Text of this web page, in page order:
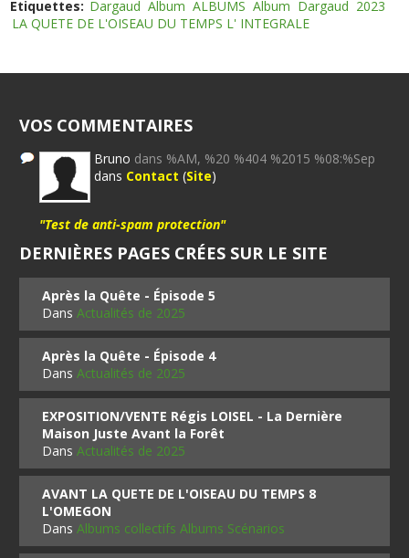
Etiquettes: Dargaud Album ALBUMS Album Dargaud 2023
LA QUETE DE L'OISEAU DU TEMPS L' INTEGRALE
VOS COMMENTAIRES
Bruno dans %AM, %20 %404 %2015 %08:%Sep
dans Contact (Site)
"Test de anti-spam protection"
DERNIÈRES PAGES CRÉES SUR LE SITE
Après la Quête - Épisode 5
DansActualités de 2025
Après la Quête - Épisode 4
DansActualités de 2025
EXPOSITION/VENTE Régis LOISEL - La Dernière
Maison Juste Avant la Forêt
DansActualités de 2025
AVANT LA QUETE DE L'OISEAU DU TEMPS 8
L'OMEGON
DansAlbums collectifs Albums Scénarios